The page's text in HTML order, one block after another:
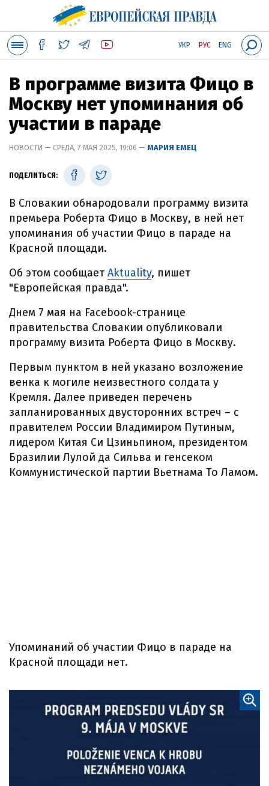
УКР РУС ENG
В программе визита Фицо в
Москву нет упоминания об
участии в параде
НОВОСТИ — СРЕДА, 7 МАЯ 2025, 19:06 — МАРИЯ ЕМЕЦ
ПОДЕЛИТЬСЯ:
В Словакии обнародовали программу визита
премьера Роберта Фицо в Москву, в ней нет
упоминания об участии Фицо в параде на
Красной площади.
Об этом сообщает Aktuality, пишет
"Европейская правда".
Днем 7 мая на Facebook-странице
правительства Словакии опубликовали
программу визита Роберта Фицо в Москву.
Первым пунктом в ней указано возложение
венка к могиле неизвестного солдата у
Кремля. Далее приведен перечень
запланированных двусторонних встреч – с
правителем России Владимиром Путиным,
лидером Китая Си Цзиньпином, президентом
Бразилии Лулой да Сильва и генсеком
Коммунистической партии Вьетнама То Ламом.
Упоминаний об участии Фицо в параде на
Красной площади нет.